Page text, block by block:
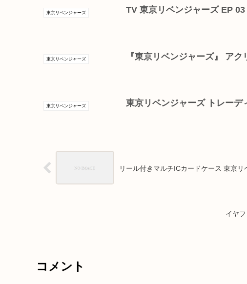
東京リベンジャーズ TV 東京リベンジャーズ EP 03
東京リベンジャーズ 『東京リベンジャーズ』 ア
東京リベンジャーズ 東京リベンジャーズ トレーデ
リール付きマルチICカードケース 東京リ
イヤ
コメント